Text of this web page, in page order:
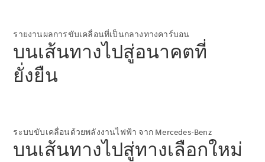
EQE
ไฟฟ้า 100%
E-Class
Saloon
S-Class
Class
Maybach S-
รายงานผลการขับเคลื่อนที่เป็นกลางทางคาร์บอน
บนเส้นทางไปสู่อนาคตที่
ยั่งยืน
ระบบขับเคลื่อนด้วยพลังงานไฟฟ้า จาก Mercedes-Benz
บนเส้นทางไปสู่ทางเลือกใหม่